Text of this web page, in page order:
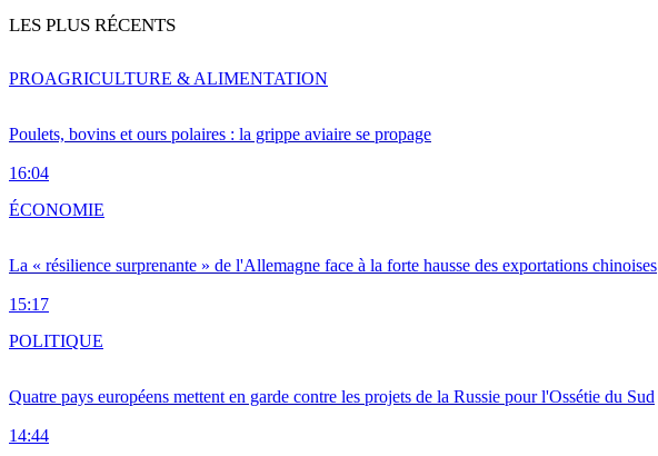
LES PLUS RÉCENTS
Poulets, bovins et ours polaires : la grippe aviaire se propage
16:04
PROAGRICULTURE & ALIMENTATION
La « résilience surprenante » de l'Allemagne face à la forte hausse des exportations chinoises
15:17
ÉCONOMIE
Quatre pays européens mettent en garde contre les projets de la Russie pour l'Ossétie du Sud
14:44
POLITIQUE